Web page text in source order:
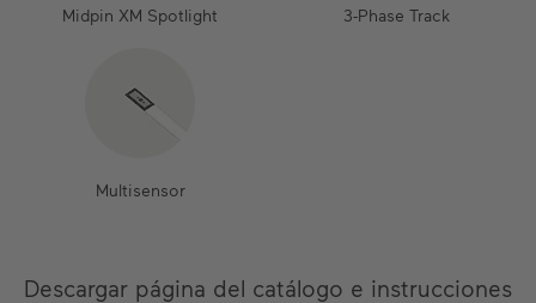
Midpin XM Spotlight 3-Phase Track
Multisensor
Descargar página del catálogo e instrucciones